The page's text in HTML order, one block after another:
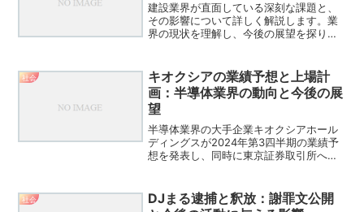
建設業界が直面している深刻な課題と、
その影響について詳しく解説します。業
界の現状を理解し、今後の展望を探りま
機的状況について、その要因と影響を詳
しく見ていきましょう。2...
社会
キオクシアの業績予想と上場計
画：半導体業界の動向と今後の展
望
半導体業界の大手企業キオクシアホール
ディングスが2024年第3四半期の業績予
想を発表し、同時に東京証券取引所への
場計画について詳しく解説し、半導体業
界全体の動向について...
社会
DJまる逮捕と釈放：謝罪文公開